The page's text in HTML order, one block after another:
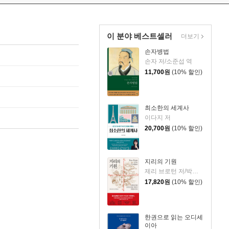
이 분야 베스트셀러
손자병법
손자 저/소준섭 역
11,700원 (10% 할인)
최소한의 세계사
이다지 저
20,700원 (10% 할인)
지리의 기원
제리 브로턴 저/박세연 역
17,820원 (10% 할인)
한권으로 읽는 오디세
이아
더보기